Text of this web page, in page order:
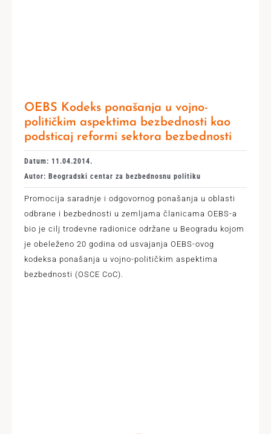
OEBS Kodeks ponašanja u vojno-
političkim aspektima bezbednosti kao
podsticaj reformi sektora bezbednosti
Datum: 11.04.2014.
Autor: Beogradski centar za bezbednosnu politiku
Promocija saradnje i odgovornog ponašanja u oblasti
odbrane i bezbednosti u zemljama članicama OEBS-a
bio je cilj trodevne radionice održane u Beogradu kojom
je obeleženo 20 godina od usvajanja OEBS-ovog
kodeksa ponašanja u vojno-političkim aspektima
bezbednosti (OSCE CoC).